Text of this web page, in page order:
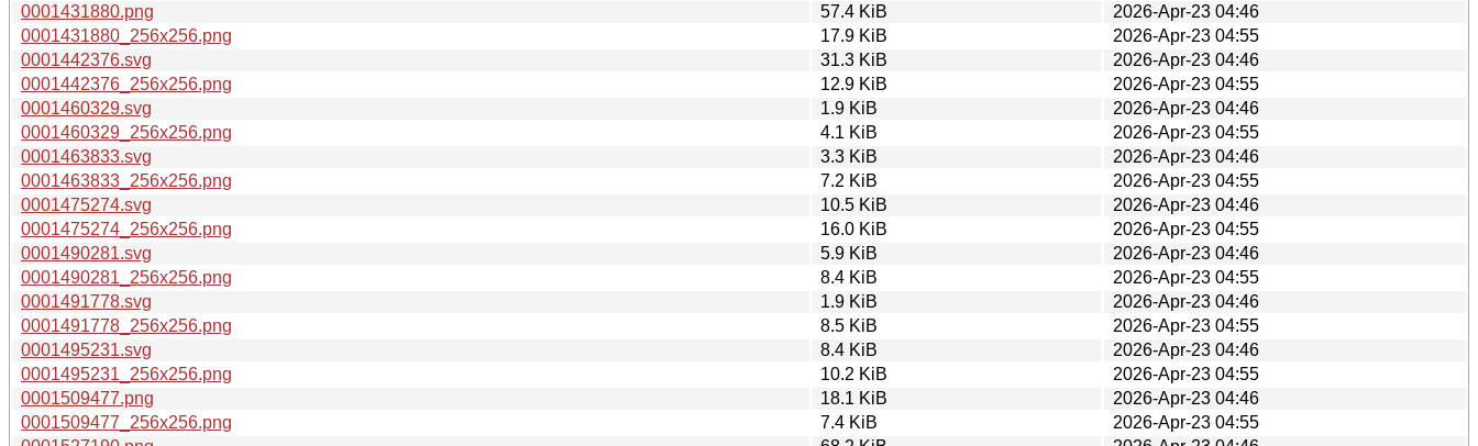
0001431880.png
57.4 KiB
2026-Apr-23 04:46
0001431880_256x256.png
17.9 KiB
2026-Apr-23 04:55
0001442376.svg
31.3 KiB
2026-Apr-23 04:46
0001442376_256x256.png
12.9 KiB
2026-Apr-23 04:55
0001460329.svg
1.9 KiB
2026-Apr-23 04:46
0001460329_256x256.png
4.1 KiB
2026-Apr-23 04:55
0001463833.svg
3.3 KiB
2026-Apr-23 04:46
0001463833_256x256.png
7.2 KiB
2026-Apr-23 04:55
0001475274.svg
10.5 KiB
2026-Apr-23 04:46
0001475274_256x256.png
16.0 KiB
2026-Apr-23 04:55
0001490281.svg
5.9 KiB
2026-Apr-23 04:46
0001490281_256x256.png
8.4 KiB
2026-Apr-23 04:55
0001491778.svg
1.9 KiB
2026-Apr-23 04:46
0001491778_256x256.png
8.5 KiB
2026-Apr-23 04:55
0001495231.svg
8.4 KiB
2026-Apr-23 04:46
0001495231_256x256.png
10.2 KiB
2026-Apr-23 04:55
0001509477.png
18.1 KiB
2026-Apr-23 04:46
0001509477_256x256.png
7.4 KiB
2026-Apr-23 04:55